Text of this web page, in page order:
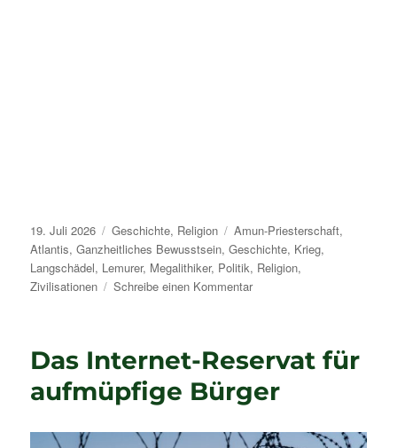
Veröffentlicht
am
19. Juli 2026 Kategorien
Geschichte, Religion Schlagwörter
Amun-Priesterschaft,
Atlantis,Ganzheitliches Bewusstsein,Geschichte, Krieg,
Langschädel, Lemurer, Megalithiker, Politik, Religion,
Zivilisationen
Schreibe einen Kommentarzu
Zivilisationen
Das Internet-Reservat für
aufmüpfige Bürger